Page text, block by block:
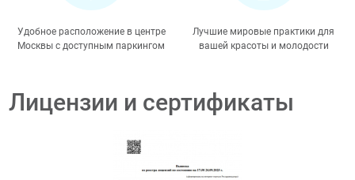
Удобное расположение в центре
Москвы с доступным паркингом
Лучшие мировые практики для
вашей красоты и молодости
Лицензии и сертификаты